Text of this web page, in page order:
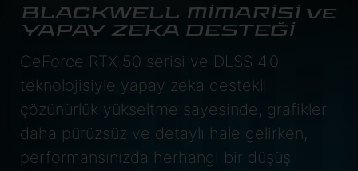
BLACKWELL MİMARİSİ ve
YAPAY ZEKA DESTEĞİ
GeForce RTX 50 serisi ve DLSS 4.0
teknolojisiyle yapay zeka destekli
çözünürlük yükseltme sayesinde, grafikler
daha pürüzsüz ve detaylı hale gelirken,
performansınızda herhangi bir düşüş